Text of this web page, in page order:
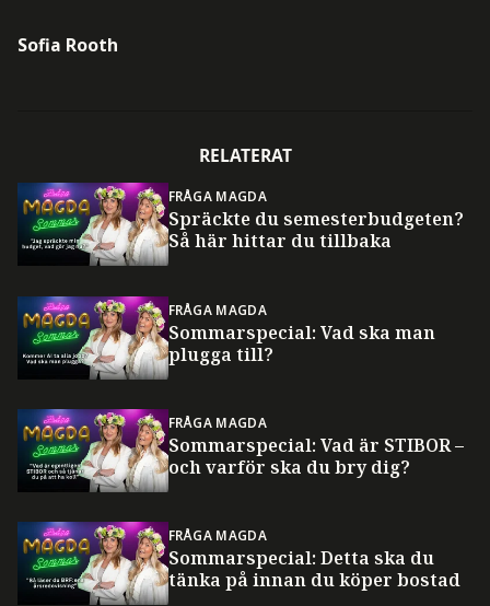
Sofia Rooth
RELATERAT
FRÅGA MAGDA
Spräckte du semesterbudgeten?
Så här hittar du tillbaka
FRÅGA MAGDA
Sommarspecial: Vad ska man
plugga till?
FRÅGA MAGDA
Sommarspecial: Vad är STIBOR –
och varför ska du bry dig?
FRÅGA MAGDA
Sommarspecial: Detta ska du
tänka på innan du köper bostad